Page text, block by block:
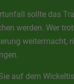
sollte das
werden. Wer
weitermacht,
auf dem